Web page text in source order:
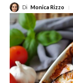
Di Monica Rizzo